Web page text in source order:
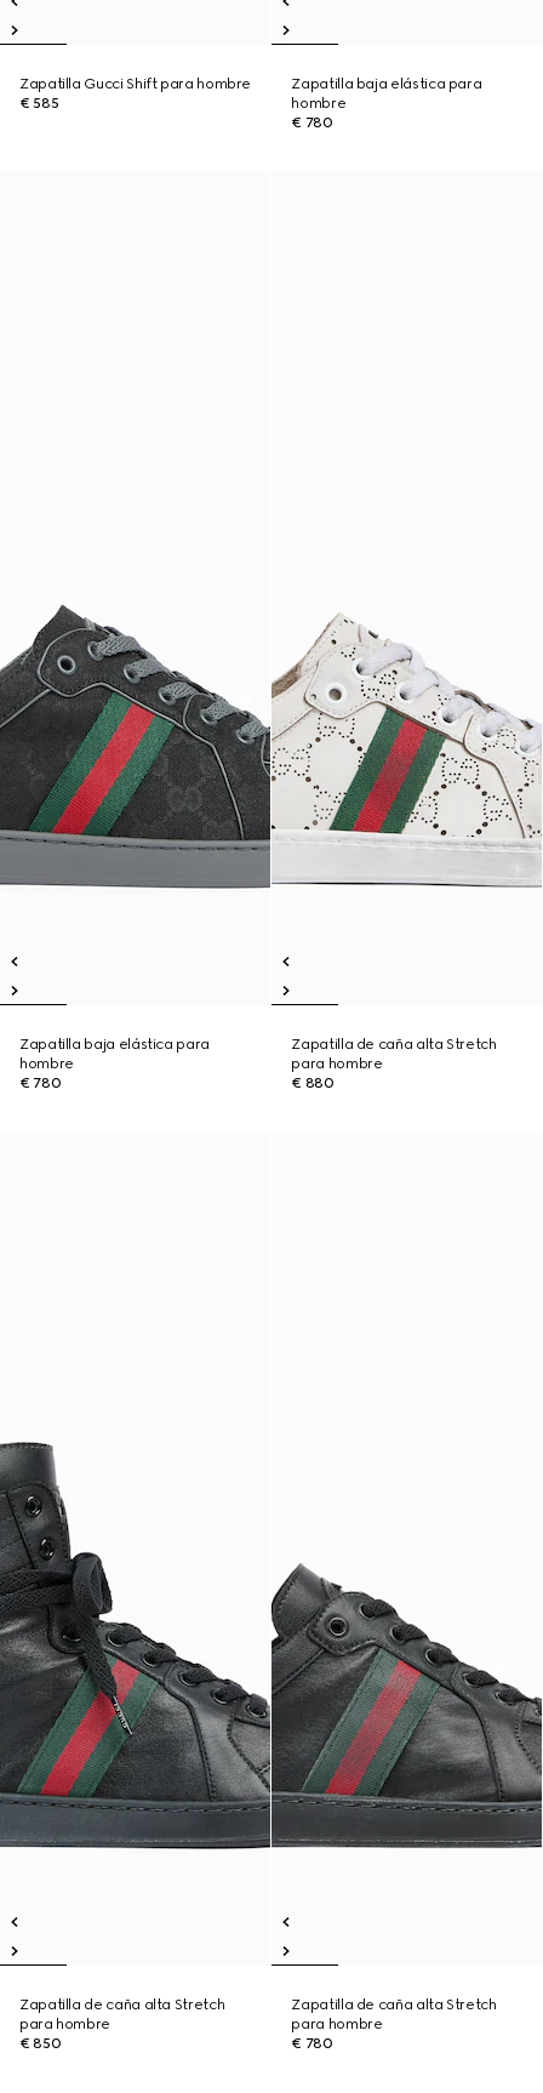
Zapatilla Gucci Shift para hombre
€ 585
Zapatilla baja elástica para
hombre
€ 780
Zapatilla baja elástica para
hombre
€ 780
Zapatilla de caña alta Stretch
para hombre
€ 880
Zapatilla de caña alta Stretch
para hombre
€ 850
Zapatilla de caña alta Stretch
para hombre
€ 780